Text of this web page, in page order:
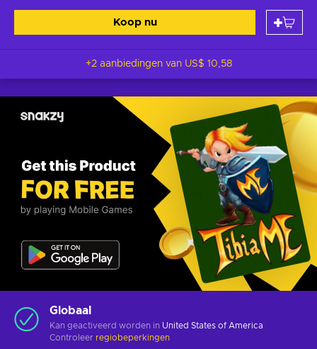
Koop nu
+2 aanbiedingen van US$ 10,58
Globaal
Kan geactiveerd worden in United States of America
Controleer regiobeperkingen